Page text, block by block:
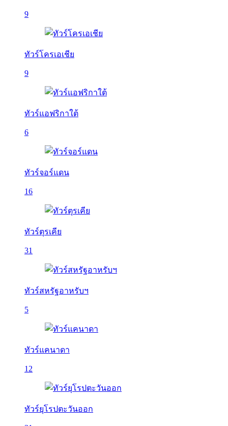
9
ทัวร์โครเอเชีย
9
ทัวร์แอฟริกาใต้
6
ทัวร์จอร์แดน
16
ทัวร์ตุรเคีย
31
ทัวร์สหรัฐอาหรับฯ
5
ทัวร์แคนาดา
12
ทัวร์ยุโรปตะวันออก